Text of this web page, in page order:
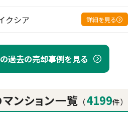
過去の売却事例を見る
クシア 詳細を見る
マンション一覧 （4199件）